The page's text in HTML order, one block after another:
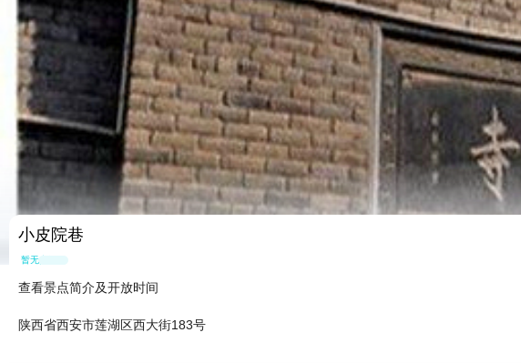
小皮院巷
暂无点评
查看景点简介及开放时间
陕西省西安市莲湖区西大街183号